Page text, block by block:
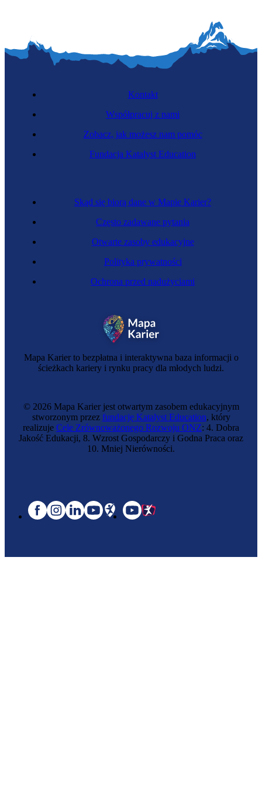
Mapa Karier to bezpłatna i interaktywna baza informacji o
ścieżkach kariery i rynku pracy dla młodych ludzi.
Skąd się biorą dane w Mapie Karier?
Często zadawane pytania
Otwarte zasoby edukacyjne
Polityka prywatności
Ochrona przed nadużyciami
Kontakt
Współpracuj z nami
Zobacz, jak możesz nam pomóc
Fundacja Katalyst Education
© 2026 Mapa Karier jest otwartym zasobem edukacyjnym
stworzonym przez fundację Katalyst Education, który
realizuje Cele Zrównoważonego Rozwoju ONZ: 4. Dobra
Jakość Edukacji, 8. Wzrost Gospodarczy i Godna Praca oraz
10. Mniej Nierówności.